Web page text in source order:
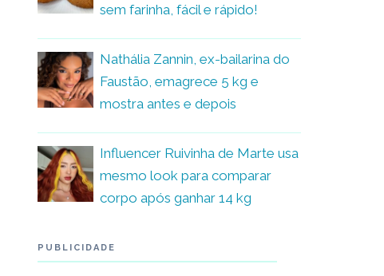
sem farinha, fácil e rápido!
Nathália Zannin, ex-bailarina do
Faustão, emagrece 5 kg e
mostra antes e depois
Influencer Ruivinha de Marte usa
mesmo look para comparar
corpo após ganhar 14 kg
PUBLICIDADE